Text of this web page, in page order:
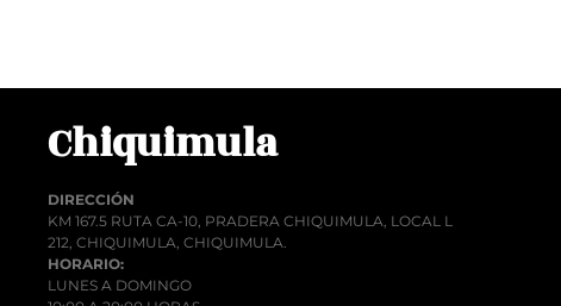
Chiquimula
DIRECCIÓN
KM 167.5 RUTA CA-10, PRADERA CHIQUIMULA, LOCAL L
212, CHIQUIMULA, CHIQUIMULA.
HORARIO:
LUNES A DOMINGO